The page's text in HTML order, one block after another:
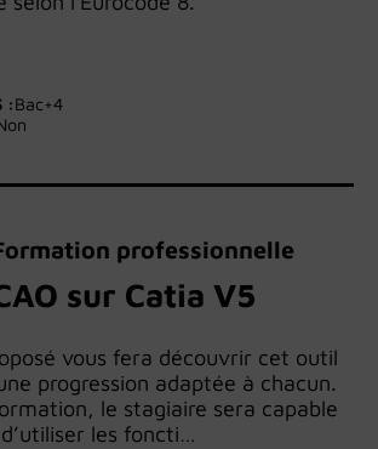
:Bac+4
professionnelle
sur Catia V5
vous fera découvrir cet outil
progression adaptée à chacun.
le stagiaire sera capable
les foncti…